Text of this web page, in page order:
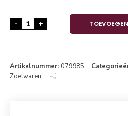
- Croky Bolognese 20x40gr
+
Artikelnummer: 079985
Zoetwaren